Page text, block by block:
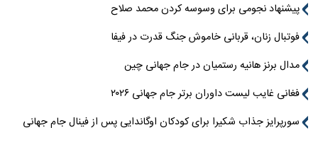
پیشنهاد نجومی برای وسوسه کردن محمد صلاح
فوتبال زنان، قربانی خاموش جنگ قدرت در فیفا
مدال برنز هانیه رستمیان در جام جهانی چین
فغانی غایب لیست داوران برتر جام جهانی ۲۰۲۶
سورپرایز جذاب شکیرا برای کودکان اوگاندایی پس از فینال جام جهانی